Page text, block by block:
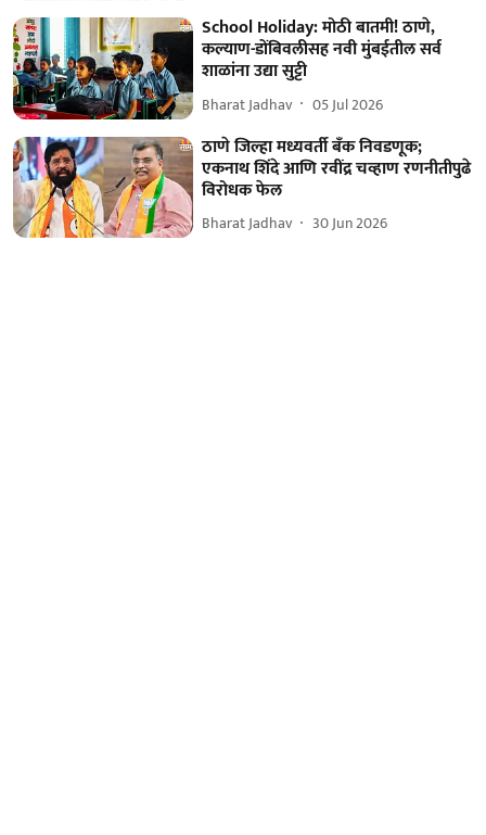
School Holiday: मोठी बातमी! ठाणे,
कल्याण-डोंबिवलीसह नवी मुंबईतील सर्व
शाळांना उद्या सुट्टी
Bharat Jadhav 05 Jul 2026
ठाणे जिल्हा मध्यवर्ती बँक निवडणूक;
एकनाथ शिंदे आणि रवींद्र चव्हाण रणनीतीपुढे
विरोधक फेल
Bharat Jadhav 30 Jun 2026